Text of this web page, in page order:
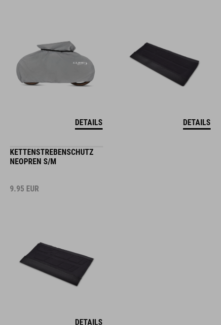
DETAILS DETAILS
KETTENSTREBENSCHUTZ
NEOPREN S/M
9.95 EUR
DETAILS